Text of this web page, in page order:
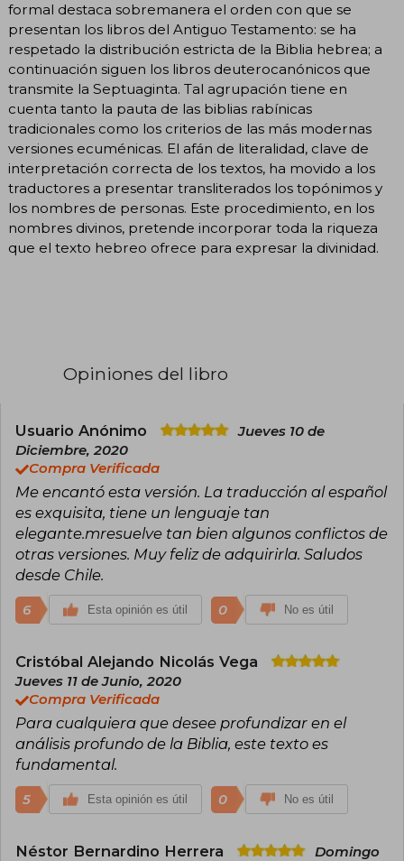
formal destaca sobremanera el orden con que se
presentan los libros del Antiguo Testamento: se ha
respetado la distribución estricta de la Biblia hebrea; a
continuación siguen los libros deuterocanónicos que
transmite la Septuaginta. Tal agrupación tiene en
cuenta tanto la pauta de las biblias rabínicas
tradicionales como los criterios de las más modernas
versiones ecuménicas. El afán de literalidad, clave de
interpretación correcta de los textos, ha movido a los
traductores a presentar transliterados los topónimos y
los nombres de personas. Este procedimiento, en los
nombres divinos, pretende incorporar toda la riqueza
que el texto hebreo ofrece para expresar la divinidad.
Opiniones del libro
Usuario Anónimo
Jueves 10 de
Diciembre, 2020
Compra Verificada
Me encantó esta versión. La traducción al español
es exquisita, tiene un lenguaje tan
elegante.mresuelve tan bien algunos conflictos de
otras versiones. Muy feliz de adquirirla. Saludos
desde Chile.
6 Esta opinión es útil 0 No es útil
Cristóbal Alejando Nicolás Vega
Jueves 11 de Junio, 2020
Compra Verificada
Para cualquiera que desee profundizar en el
análisis profundo de la Biblia, este texto es
fundamental.
5 Esta opinión es útil 0 No es útil
Néstor Bernardino Herrera Domingo